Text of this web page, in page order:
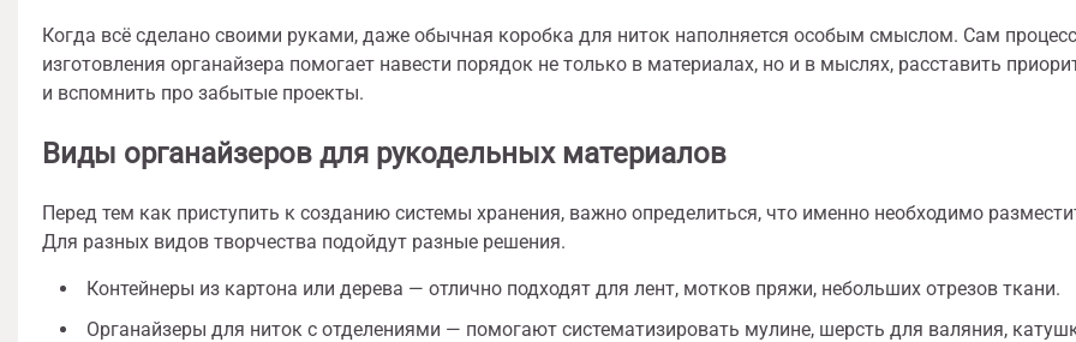
Когда всё сделано своими руками, даже обычная коробка для ниток наполняется особым смыслом. Сам процесс
изготовления органайзера помогает навести порядок не только в материалах, но и в мыслях, расставить
и вспомнить про забытые проекты.
Виды органайзеров для рукодельных материалов
Перед тем как приступить к созданию системы хранения, важно определиться, что именно необходимо
Для разных видов творчества подойдут разные решения.
Контейнеры из картона или дерева — отлично подходят для лент, мотков пряжи, небольших отрезов ткани.
Органайзеры для ниток с отделениями — помогают систематизировать мулине, шерсть для валяния,